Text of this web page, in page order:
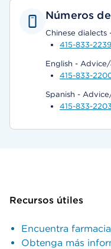
Números
Chinese
415-833-2239
English -
415-833-
Spanish -
415-833-2203
Recursos útiles
Encuentra
Obtenga más